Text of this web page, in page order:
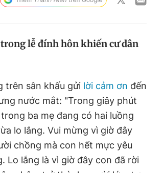
lễ đính hôn khiến cư dân
trên sân khấu gửi lời cảm ơn đến
nước mắt: "Trong giây phút
ba mẹ đang có hai luồng
lo lắng. Vui mừng vì giờ đây
chồng mà con hết mực yêu
Lo lắng là vì giờ đây con đã rời